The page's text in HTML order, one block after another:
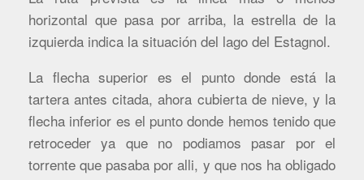
horizontal que pasa por arriba, la estrella de la
izquierda indica la situación del lago del Estagnol.
La flecha superior es el punto donde está la
tartera antes citada, ahora cubierta de nieve, y la
flecha inferior es el punto donde hemos tenido que
retroceder ya que no podiamos pasar por el
torrente que pasaba por alli, y que nos ha obligado